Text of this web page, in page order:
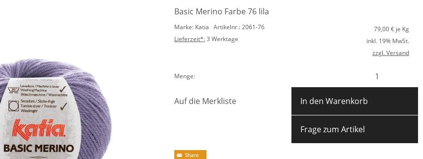
Basic Merino Farbe 76 lila
Marke: Katia Artikelnr.: 2061-76
Lieferzeit*:3 Werktage
79,00€ je Kg
inkl. 19% MwSt.
zzgl. Versand
Menge:
Auf die Merkliste In den Warenkorb
Frage zum Artikel